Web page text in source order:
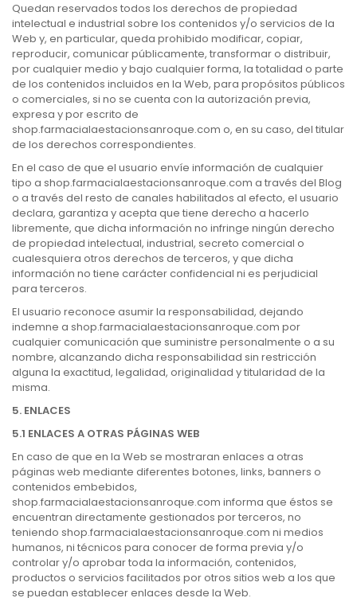
Quedan reservados todos los derechos de propiedad
intelectual e industrial sobre los contenidos y/o servicios de la
Web y, en particular, queda prohibido modificar, copiar,
reproducir, comunicar públicamente, transformar o distribuir,
por cualquier medio y bajo cualquier forma, la totalidad o parte
de los contenidos incluidos en la Web, para propósitos públicos
o comerciales, si no se cuenta con la autorización previa,
expresa y por escrito de
shop.farmacialaestacionsanroque.com o, en su caso, del titular
de los derechos correspondientes.
En el caso de que el usuario envíe información de cualquier
tipo a shop.farmacialaestacionsanroque.com a través del Blog
o a través del resto de canales habilitados al efecto, el usuario
declara, garantiza y acepta que tiene derecho a hacerlo
libremente, que dicha información no infringe ningún derecho
de propiedad intelectual, industrial, secreto comercial o
cualesquiera otros derechos de terceros, y que dicha
información no tiene carácter confidencial ni es perjudicial
para terceros.
El usuario reconoce asumir la responsabilidad, dejando
indemne a shop.farmacialaestacionsanroque.com por
cualquier comunicación que suministre personalmente o a su
nombre, alcanzando dicha responsabilidad sin restricción
alguna la exactitud, legalidad, originalidad y titularidad de la
misma.
5. ENLACES
5.1 ENLACES A OTRAS PÁGINAS WEB
En caso de que en la Web se mostraran enlaces a otras
páginas web mediante diferentes botones, links, banners o
contenidos embebidos,
shop.farmacialaestacionsanroque.com informa que éstos se
encuentran directamente gestionados por terceros, no
teniendo shop.farmacialaestacionsanroque.com ni medios
humanos, ni técnicos para conocer de forma previa y/o
controlar y/o aprobar toda la información, contenidos,
productos o servicios facilitados por otros sitios web a los que
se puedan establecer enlaces desde la Web.